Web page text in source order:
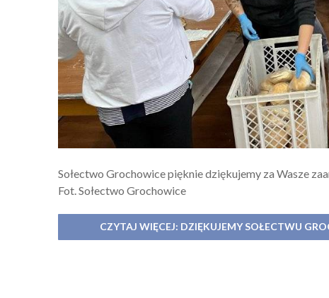
Sołectwo Grochowice pięknie dziękujemy za Wasze
Fot. Sołectwo Grochowice
CZYTAJ WIĘCEJ: DZIĘKUJEMY SOŁECTWU